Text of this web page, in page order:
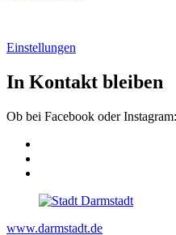
Einstellungen
In Kontakt bleiben
Ob bei Facebook oder
www.darmstadt.de